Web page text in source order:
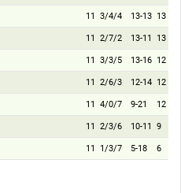
11 3/4/4 13-13 13
11 2/7/2 13-11 13
11 3/3/5 13-16 12
11 2/6/3 12-14 12
11 4/0/7 9-21 12
11 2/3/6 10-11 9
11 1/3/7 5-18 6